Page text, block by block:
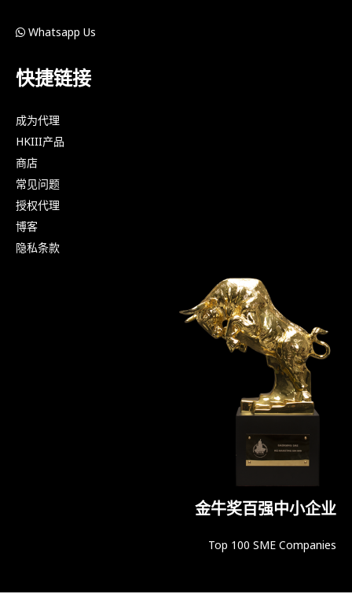
Whatsapp Us
快捷链接
成为代理
HKIII产品
商店
常见问题
授权代理
博客
隐私条款
金牛奖百强中小企业
Top 100 SME Companies